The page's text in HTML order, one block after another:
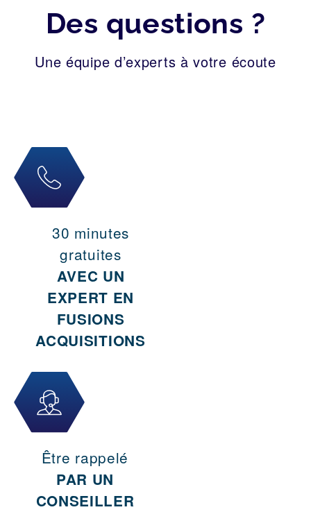
Des questions ?
Une équipe d’experts à votre écoute
30 minutes
gratuites
AVEC UN
EXPERT EN
FUSIONS
ACQUISITIONS
Être rappelé
PAR UN
CONSEILLER